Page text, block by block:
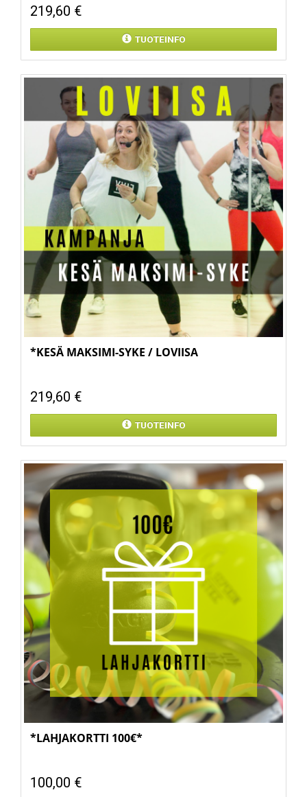
219,60 €
TUOTEINFO
*KESÄ MAKSIMI-SYKE / LOVIISA
219,60 €
TUOTEINFO
*LAHJAKORTTI 100€*
100,00 €